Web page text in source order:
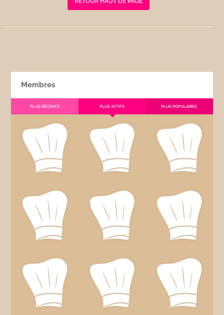
Membres
PLUS RÉCENTS PLUS ACTIFS PLUS POPULAIRES